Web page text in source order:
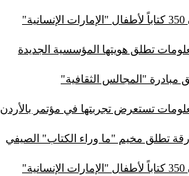
تطلق هويتها المؤسسية الجديدة
مبادرة "المجالس الثقافية"
تستعرض تجربتها في مؤتمر بالأردن
تطلق مخيم "ما وراء الكتاب" الصيفي